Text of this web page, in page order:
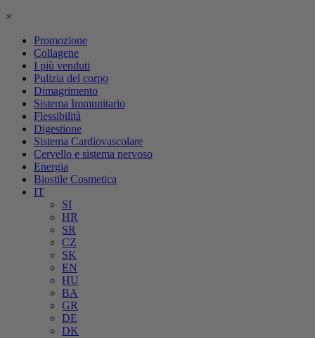
×
Promozione
Collagene
I più venduti
Pulizia del corpo
Dimagrimento
Sistema Immunitario
Flessibilità
Digestione
Sistema Cardiovascolare
Cervello e sistema nervoso
Energia
Biostile Cosmetica
IT
SI
HR
SR
CZ
SK
EN
HU
BA
GR
DE
DK